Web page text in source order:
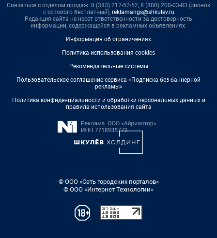
Связаться с отделом продаж: 8 (383) 212-52-52, 8 (800) 200-03-83 (звонок
с сотового бесплатный), reklamangs@shkulev.ru
Редакция сайта не несет ответственности за достоверность
информации, содержащейся в рекламных объявлениях.
Информация об ограничениях
Политика использования cookies
Рекомендательные системы
Пользовательское соглашение сервиса «Подписка без баннерной
рекламы»
Политика конфиденциальности и обработки персональных данных и
правила использования сайта
© ООО «Сеть городских порталов»
© ООО «Интернет Технологии»